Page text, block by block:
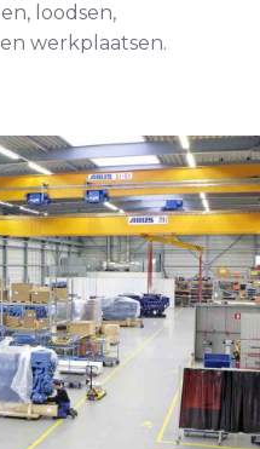
loodsen,
werkplaatsen.